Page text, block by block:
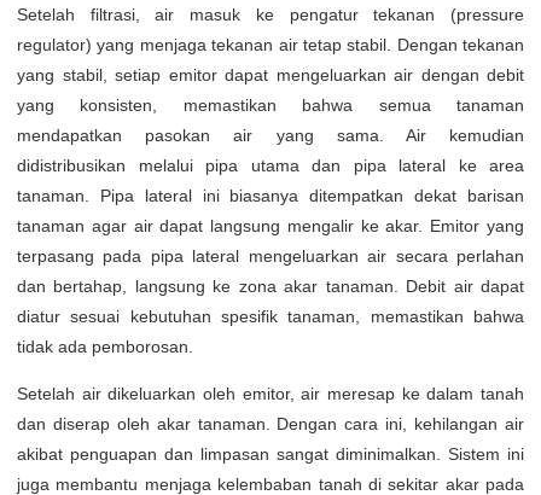
Setelah filtrasi, air masuk ke pengatur tekanan (pressure
regulator) yang menjaga tekanan air tetap stabil. Dengan tekanan
yang stabil, setiap emitor dapat mengeluarkan air dengan debit
yang konsisten, memastikan bahwa semua tanaman
mendapatkan pasokan air yang sama. Air kemudian
didistribusikan melalui pipa utama dan pipa lateral ke area
tanaman. Pipa lateral ini biasanya ditempatkan dekat barisan
tanaman agar air dapat langsung mengalir ke akar. Emitor yang
terpasang pada pipa lateral mengeluarkan air secara perlahan
dan bertahap, langsung ke zona akar tanaman. Debit air dapat
diatur sesuai kebutuhan spesifik tanaman, memastikan bahwa
tidak ada pemborosan.
Setelah air dikeluarkan oleh emitor, air meresap ke dalam tanah
dan diserap oleh akar tanaman. Dengan cara ini, kehilangan air
akibat penguapan dan limpasan sangat diminimalkan. Sistem ini
juga membantu menjaga kelembaban tanah di sekitar akar pada